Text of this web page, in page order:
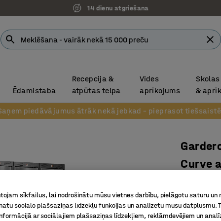
14 dienu atgriešana
Ēdamistaba
Recepcija &
atpūtas telpa
Vides
aprīkojums
&
piedāvājumus ātrāk nekā jebkad – pieprasot
Curve
pelēks
sīkfailus, lai nodrošinātu mūsu vietnes darbību, pielāgotu saturu un
sociālo plašsaziņas līdzekļu funkcijas un analizētu mūsu datplūsmu.
ar sociālajiem plašsaziņas līdzekļiem, reklāmdevējiem un